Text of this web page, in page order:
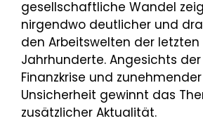
gesellschaftliche Wandel
nirgendwo deutlicher und
den Arbeitswelten der letzten
Jahrhunderte. Angesichts
Finanzkrise und
Unsicherheit gewinnt das
zusätzlicher Aktualität.